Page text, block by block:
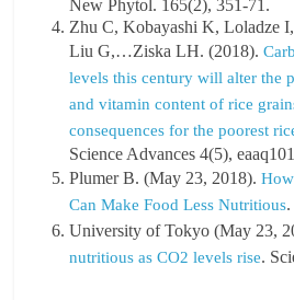
New Phytol. 165(2), 351-71.
Zhu C, Kobayashi K, Loladze
Liu G,…Ziska LH. (2018).
levels this century will alter the
and vitamin content of rice
consequences for the poorest
Science Advances 4(5),
Plumer B. (May 23, 2018).
Can Make Food Less Nutritious
University of Tokyo (May 23,
nutritious as CO2 levels rise.